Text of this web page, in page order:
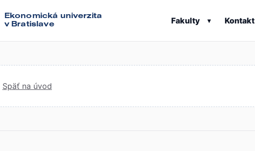
Ekonomická univerzita
v Bratislave
Fakulty ▾ Kontakt
Späť na úvod